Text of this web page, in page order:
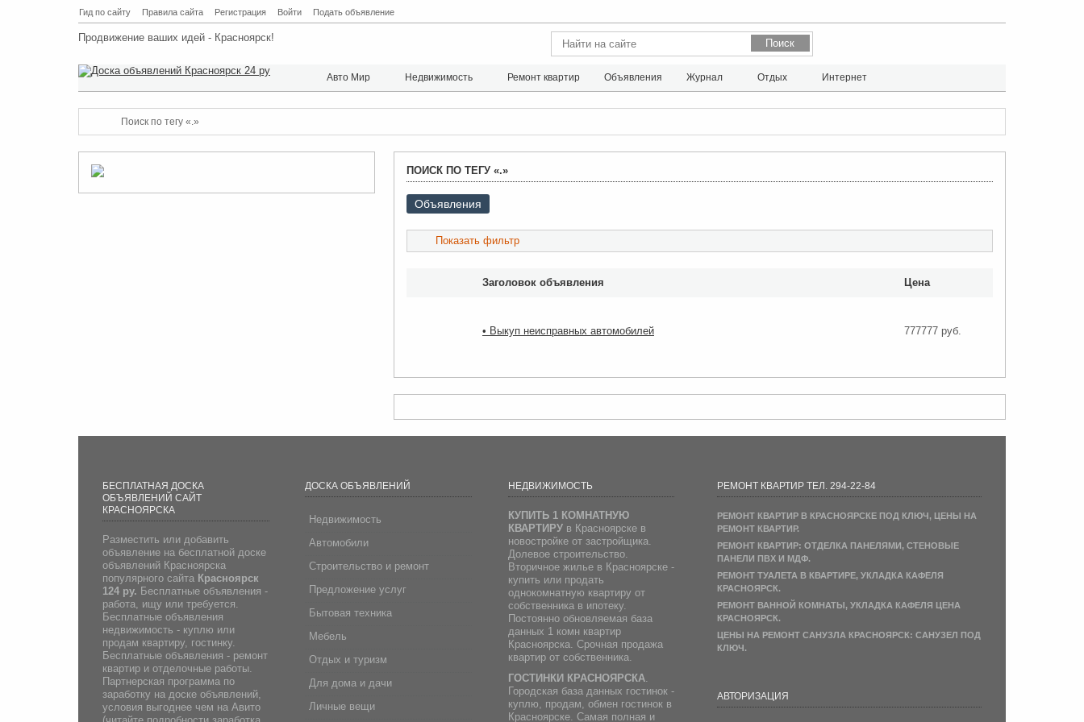
Гид по сайту Правила сайта Регистрация Войти Подать объявление
Продвижение ваших идей - Красноярск!
Авто Мир Недвижимость Ремонт квартир Объявления Журнал Отдых Интернет
Поиск по тегу «.»
ПОИСК ПО ТЕГУ «.»
Объявления
Показать фильтр
Заголовок объявления Цена
• Выкуп неисправных автомобилей 777777 руб.
БЕСПЛАТНАЯ ДОСКА
ОБЪЯВЛЕНИЙ САЙТ
КРАСНОЯРСКА
Разместить или добавить
объявление на бесплатной доске
объявлений Красноярска
популярного сайта Красноярск
124 ру. Бесплатные объявления -
работа, ищу или требуется.
Бесплатные объявления
недвижимость - куплю или
продам квартиру, гостинку.
Бесплатные объявления - ремонт
квартир и отделочные работы.
Партнерская программа по
заработку на доске объявлений,
условия выгоднее чем на Авито
ДОСКА ОБЪЯВЛЕНИЙ
Недвижимость
Автомобили
Строительство и ремонт
Предложение услуг
Бытовая техника
Мебель
Отдых и туризм
Для дома и дачи
Личные вещи
НЕДВИЖИМОСТЬ
КУПИТЬ 1 КОМНАТНУЮ
КВАРТИРУв Красноярске в
новостройке от застройщика.
Долевое строительство.
Вторичное жилье в Красноярске -
купить или продать
однокомнатную квартиру от
собственника в ипотеку.
Постоянно обновляемая база
данных 1 комн квартир
Красноярска. Срочная продажа
квартир от собственника.
ГОСТИНКИ КРАСНОЯРСКА.
Городская база данных гостинок -
куплю, продам, обмен гостинок в
Красноярске. Самая полная и
РЕМОНТ КВАРТИР ТЕЛ. 294-22-84
РЕМОНТ КВАРТИР В КРАСНОЯРСКЕ ПОД КЛЮЧ, ЦЕНЫ НА
РЕМОНТ КВАРТИР.
РЕМОНТ КВАРТИР: ОТДЕЛКА ПАНЕЛЯМИ, СТЕНОВЫЕ
ПАНЕЛИ ПВХ И МДФ.
РЕМОНТ ТУАЛЕТА В КВАРТИРЕ, УКЛАДКА КАФЕЛЯ
КРАСНОЯРСК.
РЕМОНТ ВАННОЙ КОМНАТЫ, УКЛАДКА КАФЕЛЯ ЦЕНА
КРАСНОЯРСК.
ЦЕНЫ НА РЕМОНТ САНУЗЛА КРАСНОЯРСК: САНУЗЕЛ ПОД
КЛЮЧ.
АВТОРИЗАЦИЯ